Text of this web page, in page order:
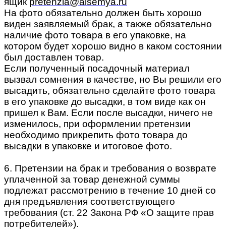
На фото обязательно должен быть хорошо
виден заявляемый брак, а также обязательно
наличие фото товара в его упаковке, на
котором будет хорошо видно в каком состоянии
был доставлен товар.
Если полученный посадочный материал
вызвал сомнения в качестве, но Вы решили его
высадить, обязательно сделайте фото товара
в его упаковке до высадки, в том виде как он
пришел к Вам. Если после высадки, ничего не
изменилось, при оформлении претензии
необходимо прикрепить фото товара до
высадки в упаковке и итоговое фото.
6. Претензии на брак и требования о возврате
уплаченной за товар денежной суммы
подлежат рассмотрению в течение 10 дней со
дня предъявления соответствующего
требования (ст. 22 Закона РФ «О защите прав
потребителей»).